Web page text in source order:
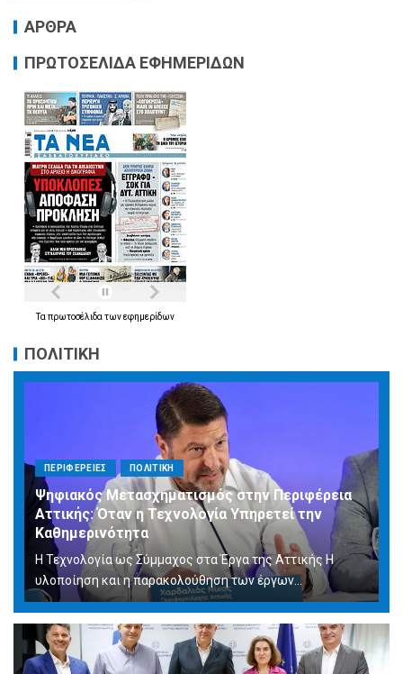
ΑΡΘΡΑ
ΠΡΩΤΟΣΕΛΙΔΑ ΕΦΗΜΕΡΙΔΩΝ
Τα πρωτοσέλιδα τωνεφημερίδων
ΠΟΛΙΤΙΚΗ
ΠΕΡΙΦΕΡΕΙΕΣ ΠΟΛΙΤΙΚΗ
Ψηφιακός Μετασχηματισμός στην Περιφέρεια
Αττικής: Όταν η Τεχνολογία Υπηρετεί την
Καθημερινότητα
Η Τεχνολογία ως Σύμμαχος στα Έργα της Αττικής Η
υλοποίηση και η παρακολούθηση των έργων...